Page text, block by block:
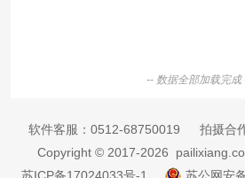
-- 数据全部加载完成
软件客服： 0512-68750019 拍摄合
Copyright © 2017-2026
苏ICP备17024033号-1
苏公网安